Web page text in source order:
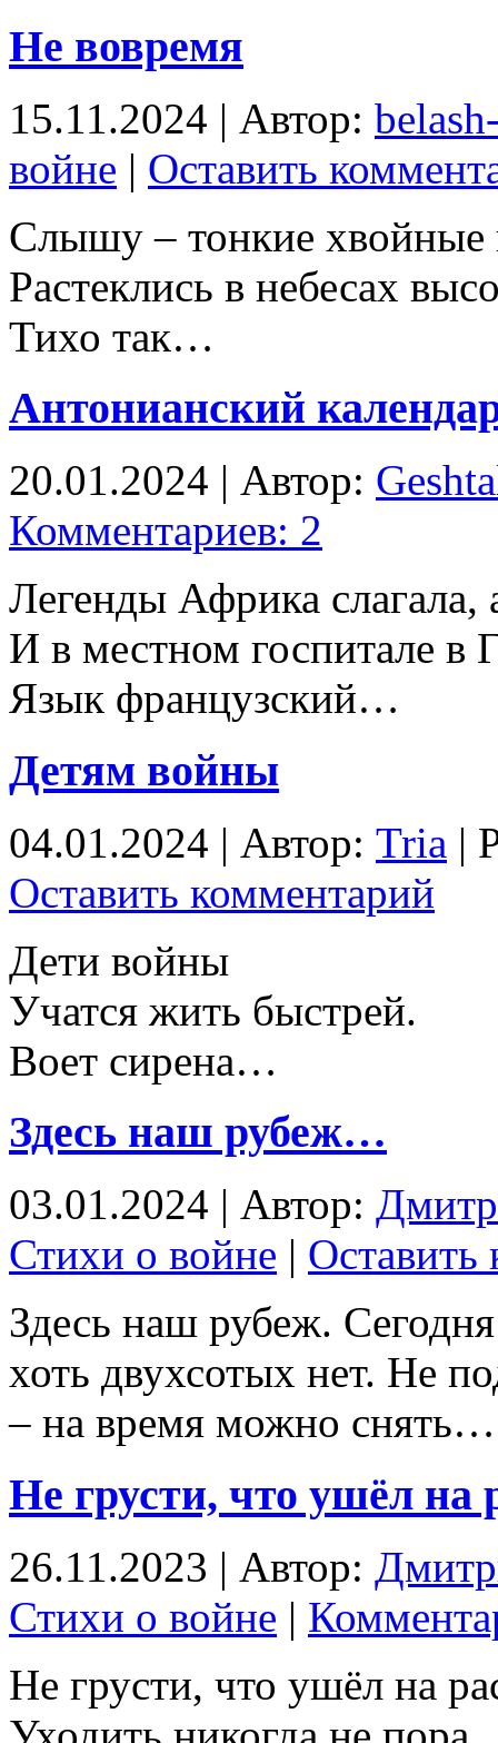
Не вовремя
15.11.2024 | Автор:
войне | Оставить
Слышу – тонкие хвойные
Растеклись в небесах
Тихо так…
Антонианский
20.01.2024 | Автор:
Комментариев: 2
Легенды Африка слагала,
И в местном госпитале в
Язык французский…
Детям войны
04.01.2024 | Автор: Tria |
Оставить комментарий
Дети войны
Учатся жить быстрей.
Воет сирена…
Здесь наш рубеж…
03.01.2024 | Автор:
Стихи о войне | Оставить
Здесь наш рубеж.
хоть двухсотых нет. Не
– на время можно снять…
Не грусти, что ушёл на
26.11.2023 | Автор:
Стихи о войне |
Не грусти, что ушёл на